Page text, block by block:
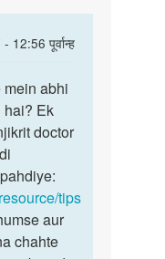
पूर्वान्ह
mein abhi
hai? Ek
doctor
tips
aur
chahte